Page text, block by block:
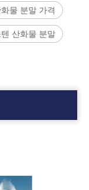
물 분말 가격
산화물 분말